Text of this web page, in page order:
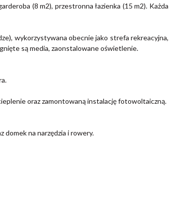
(8 m2), przestronna łazienka (15 m2). Każda
wykorzystywana obecnie jako strefa rekreacyjna,
są media, zaonstalowane oświetlenie.
oraz zamontowaną instalację fotowoltaiczną.
domek na narzędzia i rowery.